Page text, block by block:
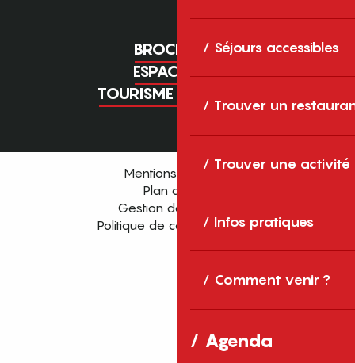
Séjours accessibles
Trouver un
Trouver une activité
Infos pratiques
Comment venir ?
Agenda
BROCHURES
ESPACE PRO
TOURISME D'AFFAIRES
Mentions légales
Plan du site
Gestion des cookies
Politique de confidentialité